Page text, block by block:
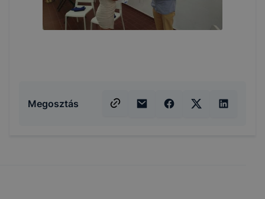
Megosztás